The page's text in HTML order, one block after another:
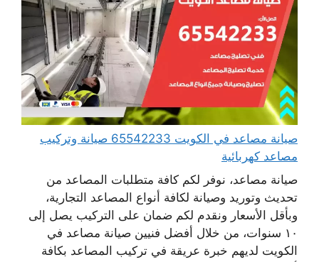
صيانة مصاعد في الكويت 65542233 صيانة وتركيب
مصاعد كهربائية
صيانة مصاعد، نوفر لكم كافة متطلبات المصاعد من
تحديث وتوريد وصيانة لكافة أنواع المصاعد التجارية،
وبأقل الأسعار ونقدم لكم ضمان على التركيب يصل إلى
١٠ سنوات، من خلال أفضل فنيين صيانة مصاعد في
الكويت لديهم خبرة عريقة في تركيب المصاعد بكافة